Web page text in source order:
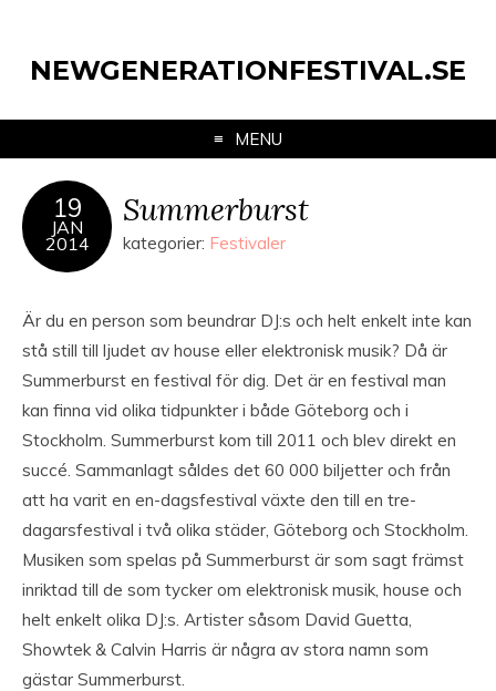
NEWGENERATIONFESTIVAL.SE
MENU
19
JAN
2014
Summerburst
kategorier: Festivaler
Är du en person som beundrar DJ:s och helt enkelt inte kan
stå still till ljudet av house eller elektronisk musik? Då är
Summerburst en festival för dig. Det är en festival man
kan finna vid olika tidpunkter i både Göteborg och i
Stockholm. Summerburst kom till 2011 och blev direkt en
succé. Sammanlagt såldes det 60 000 biljetter och från
att ha varit en en-dagsfestival växte den till en tre-
dagarsfestival i två olika städer, Göteborg och Stockholm.
Musiken som spelas på Summerburst är som sagt främst
inriktad till de som tycker om elektronisk musik, house och
helt enkelt olika DJ:s. Artister såsom David Guetta,
Showtek & Calvin Harris är några av stora namn som
gästar Summerburst.